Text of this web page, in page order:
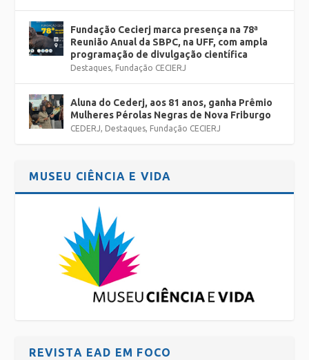
Fundação Cecierj marca presença na 78ª
Reunião Anual da SBPC, na UFF, com ampla
programação de divulgação científica
Destaques, Fundação CECIERJ
Aluna do Cederj, aos 81 anos, ganha Prêmio
Mulheres Pérolas Negras de Nova Friburgo
CEDERJ, Destaques, Fundação CECIERJ
MUSEU CIÊNCIA E VIDA
REVISTA EAD EM FOCO